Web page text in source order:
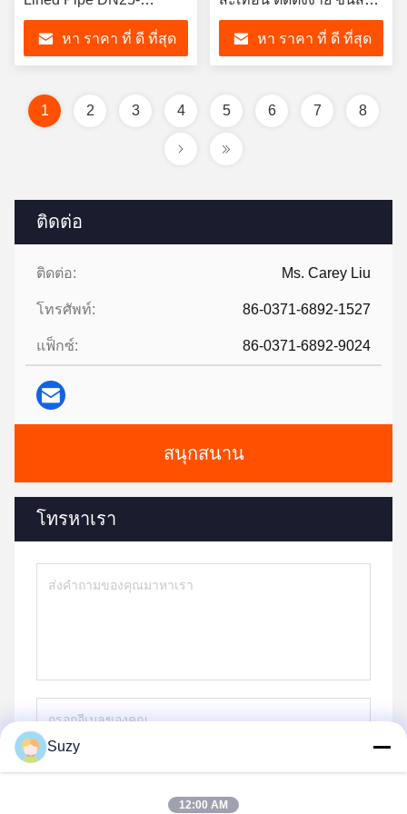
ติดต่อ
ติดต่อ: Ms. Carey Liu
โทรศัพท์: 86-0371-6892-1527
แฟ็กซ์: 86-0371-6892-9024
สนุกสนาน
โทรหาเรา
ส่ง
DN2000 ANSI รองรับการ
เก่าอุตสาหกรรม
หา ราคา ที่ ดี ที่สุด
สไลม์ในเหมือง
หา ราคา ที่ ดี ที่สุด
1 2 3 4 5 6 7 8
Suzy
12:00 AM